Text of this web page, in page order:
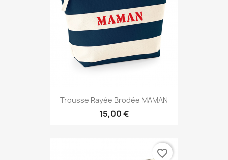
Trousse Rayée Brodée MAMAN
15,00 €
favorite_border